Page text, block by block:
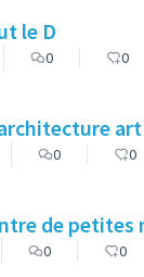
le D
0 0
0 0
de petites
0 0